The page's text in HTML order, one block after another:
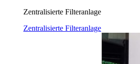
Zentralisierte Filteranlage
Zentralisierte Filteranlage